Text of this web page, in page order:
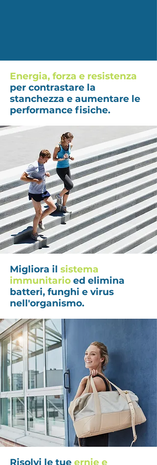
Energia, forza e resistenza
per contrastare la
stanchezza e aumentare le
performance fisiche.
Migliora il sistema
immunitario ed elimina
batteri, funghi e virus
nell'organismo.
Risolvi le tue ernie e